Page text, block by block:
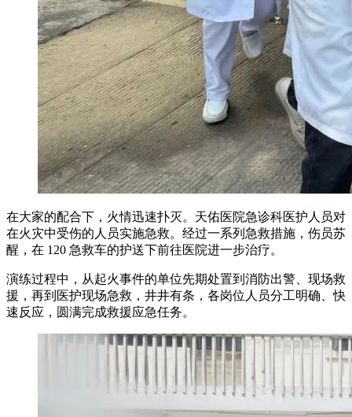
在大家的配合下，火情迅速扑灭。天佑医院急诊科医护人员对
在火灾中受伤的人员实施急救。经过一系列急救措施，伤员苏
醒，在 120 急救车的护送下前往医院进一步治疗。
演练过程中，从起火事件的单位先期处置到消防出警、现场救
援，再到医护现场急救，井井有条，各岗位人员分工明确、快
速反应，圆满完成救援应急任务。